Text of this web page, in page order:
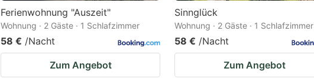
keyboard
shortcuts
for
changing
Ferienwohnung "Auszeit"
Wohnung · 2 Gäste · 1 Schlafzimmer
58 € /Nacht
Zum Angebot
Sinnglück
Wohnung · 2 Gäste · 1 Schlafzimmer
58 € /Nacht
Zum Angebot